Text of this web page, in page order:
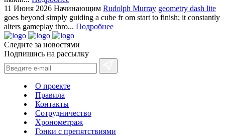
11 Июня 2026 Начинающим Rudolph Murray geometry dash lite
goes beyond simply guiding a cube fr om start to finish; it constantly
alters gameplay thro... Подробнее
Следите за новостями
Подпишись на рассылку
О проекте
Правила
Контакты
Сотрудничество
Хронометраж
Гонки с препятствиями